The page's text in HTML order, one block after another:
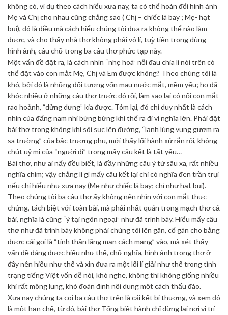
không có, ví dụ theo cách hiểu xưa nay, ta có thể hoán đổi hình ảnh
Mẹ và Chị cho nhau cũng chẳng sao ( Chị – chiếc lá bay ; Mẹ- hạt
bụi), đó là điều mà cách hiểu chúng tôi đưa ra không thể nào làm
được, và cho thấy nhà thơ không phải vô lí, tuỳ tiện trong dùng
hình ảnh, câu chữ trong ba câu thơ phức tạp này.
Một vấn đề đặt ra, là cách nhìn “nhẹ hoá” nỗi đau chia li nói trên có
thể đặt vào con mắt Mẹ, Chị và Em được không? Theo chúng tôi là
khó, bởi đó là những đối tượng vốn mau nước mắt, mềm yếu; họ đã
khóc nhiều ở những câu thơ trước đó rồi, làm sao lại có nổi con mắt
rao hoảnh, “dửng dưng” kia được. Tóm lại, đó chỉ duy nhất là cách
nhìn của đấng nam nhi bừng bừng khí thế ra đi vì nghĩa lớn. Phải đặt
bài thơ trong không khí sôi sục lên đường, “lạnh lùng vung gươm ra
sa trường” của bậc trượng phu, mới thấy lối hành xử rắn rỏi, không
chút uỷ mị của “người đi” trong mấy câu kết là tất yếu…
Bài thơ, như ai nấy đều biết, là đầy những câu ý tứ sâu xa, rất nhiều
nghĩa chìm; vậy chẳng lí gì mấy câu kết lại chỉ có nghĩa đen trần trụi
nếu chỉ hiểu như xưa nay (Mẹ như chiếc lá bay; chị như hạt bụi).
Theo chúng tôi ba câu thơ ấy không nên nhìn với con mắt thực
chứng, tách biệt với toàn bài, mà phải nhất quán trong mạch thơ cả
bài, nghĩa là cũng “ý tại ngôn ngoại” như đã trình bày. Hiểu mấy câu
thơ như đã trình bày không phải chúng tôi lên gân, cố gán cho bằng
được cái gọi là “tinh thần lãng mạn cách mạng” vào, mà xét thấy
vấn đề đáng được hiểu như thế, chữ nghĩa, hình ảnh trong thơ ở
đây nên hiểu như thế và xin đưa ra một lối lí giải như thế trong tình
trạng tiếng Việt vốn dễ nói, khó nghe, không thì không giống nhiều
khi rất mông lung, khó đoán định nội dung một cách thấu đáo.
Xưa nay chúng ta coi ba câu thơ trên là cái kết bi thương, và xem đó
là một hạn chế, từ đó, bài thơ Tống biệt hành chỉ dừng lại nơi vị trí